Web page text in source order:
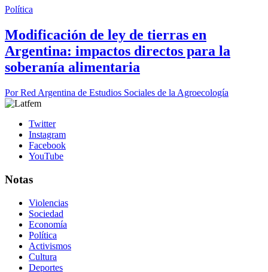
Política
Modificación de ley de tierras en
Argentina: impactos directos para la
soberanía alimentaria
PorRed Argentina de Estudios Sociales de la Agroecología
Twitter
Instagram
Facebook
YouTube
Notas
Violencias
Sociedad
Economía
Política
Activismos
Cultura
Deportes